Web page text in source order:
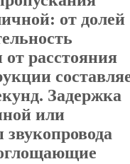
от долей
расстояния
Задержка
или